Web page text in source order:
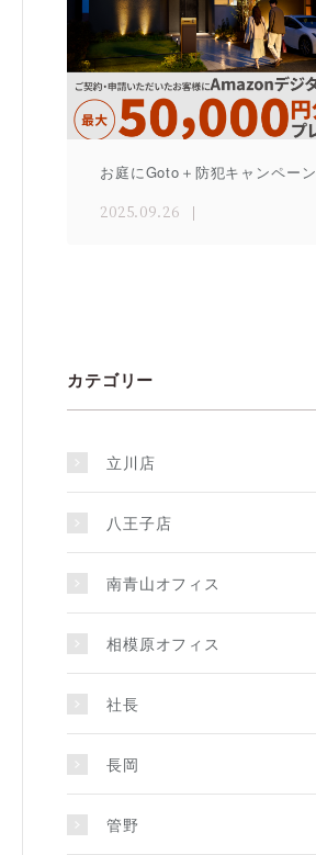
お庭にGoto＋防犯キャンペーン
2025.09.26
カテゴリー
立川店
八王子店
南青山オフィス
相模原オフィス
社長
長岡
管野